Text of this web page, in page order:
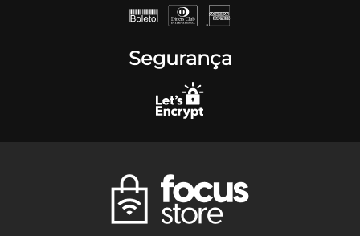
Segurança